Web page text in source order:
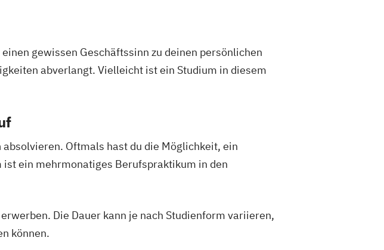
gewissen Geschäftssinn zu deinen persönlichen
abverlangt. Vielleicht ist ein Studium in diesem
Oftmals hast du die Möglichkeit, ein
ein mehrmonatiges Berufspraktikum in den
Die Dauer kann je nach Studienform variieren,
können.